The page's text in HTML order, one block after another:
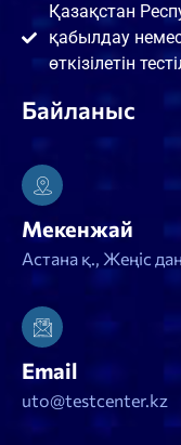
Қазақстан
қабылдау
өткізілетін
Байланыс
Мекенжай
Астана қ., Жеңіс
Email
uto@testcenter.kz